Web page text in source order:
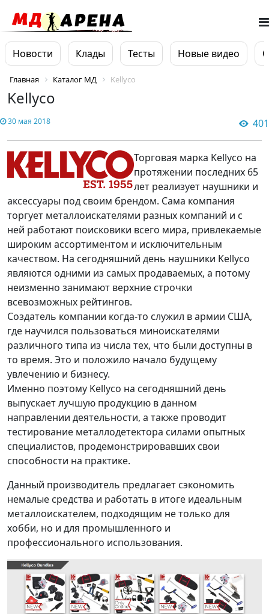
Новости Клады Тесты Новые видео
Главная Каталог МД Kellyco
Kellyco
30 мая 2018 401
Торговая марка Kellyco на
протяжении последних 65
лет реализует наушники и
аксессуары под своим брендом. Сама компания
торгует металлоискателями разных компаний и с
ней работают поисковики всего мира, привлекаемые
широким ассортиментом и исключительным
качеством. На сегодняшний день наушники Kellyco
являются одними из самых продаваемых, а потому
неизменно занимают верхние строчки
всевозможных рейтингов.
Создатель компании когда-то служил в армии США,
где научился пользоваться миноискателями
различного типа из числа тех, что были доступны в
то время. Это и положило начало будущему
увлечению и бизнесу.
Именно поэтому Kellyco на сегодняшний день
выпускает лучшую продукцию в данном
направлении деятельности, а также проводит
тестирование металлодетектора силами опытных
специалистов, продемонстрировавших свои
способности на практике.
Данный производитель предлагает сэкономить
немалые средства и работать в итоге идеальным
металлоискателем, подходящим не только для
хобби, но и для промышленного и
профессионального использования.